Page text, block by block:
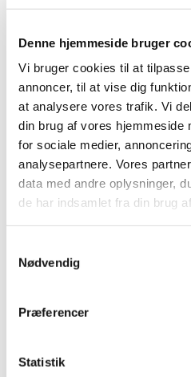
Denne hjemmeside bruger
Vi bruger cookies til at
annoncer, til at vise dig
at analysere vores trafik. Vi
din brug af vores hjemmeside
for sociale medier,
analysepartnere. Vores
data med andre oplysninger,
de har indsamlet fra din brug
Nødvendig
Præferencer
Statistik
Du vil måske